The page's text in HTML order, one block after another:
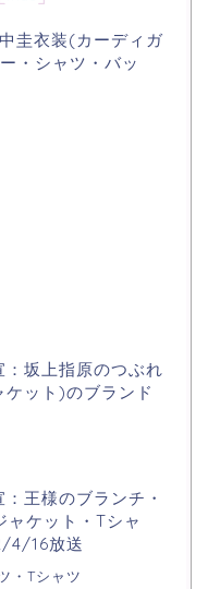
圭衣装(カーディガ
・シャツ・バッ
坂上指原のつぶれ
ット)のブランド
王様のブランチ・
ケット・Tシャ
4/16放送
・Tシャツ